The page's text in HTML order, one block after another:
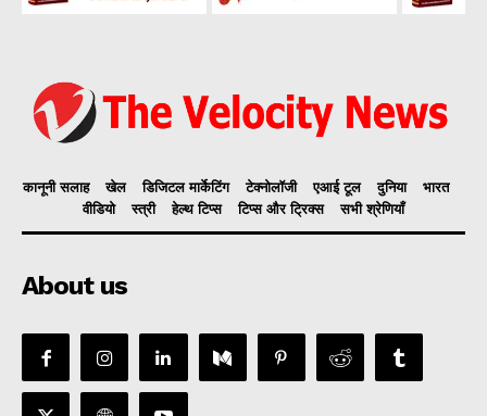
कानूनी सलाह खेल डिजिटल मार्केटिंग टेक्नोलॉजी एआई टूल दुनिया
भारत
वीडियो
स्त्री हेल्थ टिप्स टिप्स और ट्रिक्स सभी श्रेणियाँ
About us